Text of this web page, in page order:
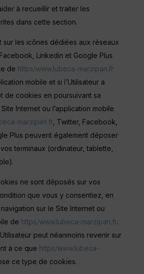
à recueillir et traiter les
dans cette section.
sur les icônes dédiées aux réseaux
Linkedin et Google Plus
de https/www.lubeca-marzipan.fr
mobile et si l’Utilisateur a
de cookies en poursuivant sa
Internet ou l’application mobile
marzipan.fr, Twitter, Facebook,
Plus peuvent également déposer
terminaux (ordinateur, tablette,
ne sont déposés sur vos
que vous y consentiez, en
sur le Site Internet ou
de https/www.lubeca-marzipan.fr.
peut néanmoins revenir sur
à ce que https/www.lubeca-
ce type de cookies.